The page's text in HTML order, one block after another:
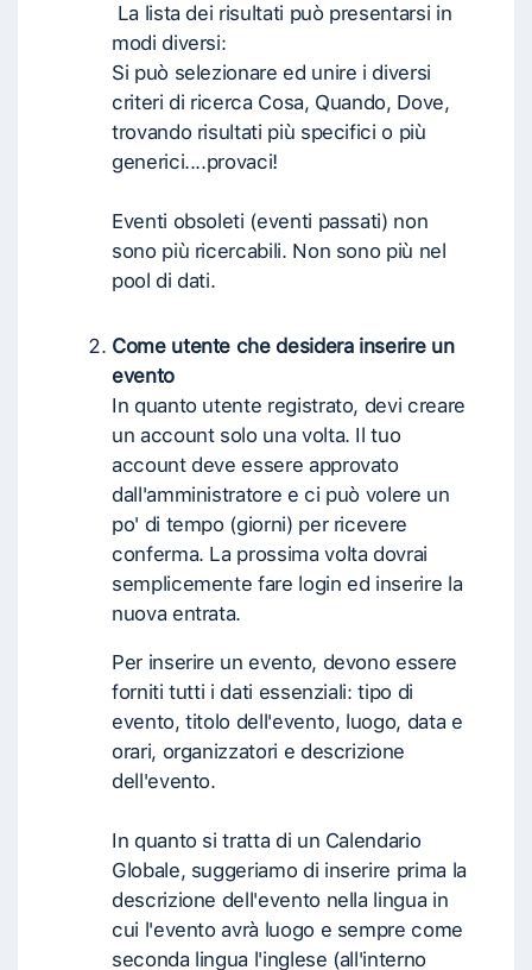
La lista dei risultati può presentarsi in
modi diversi:
Si può selezionare ed unire i diversi
criteri di ricerca Cosa, Quando, Dove,
trovando risultati più specifici o più
generici....provaci!
Eventi obsoleti (eventi passati) non
sono più ricercabili. Non sono più nel
pool di dati.
Come utente che desidera inserire un
evento
In quanto utente registrato, devi creare
un account solo una volta. Il tuo
account deve essere approvato
dall'amministratore e ci può volere un
po' di tempo (giorni) per ricevere
conferma. La prossima volta dovrai
semplicemente fare login ed inserire la
nuova entrata.
Per inserire un evento, devono essere
forniti tutti i dati essenziali: tipo di
evento, titolo dell'evento, luogo, data e
orari, organizzatori e descrizione
dell'evento.
In quanto si tratta di un Calendario
Globale, suggeriamo di inserire prima la
descrizione dell'evento nella lingua in
cui l'evento avrà luogo e sempre come
seconda lingua l'inglese (all'interno